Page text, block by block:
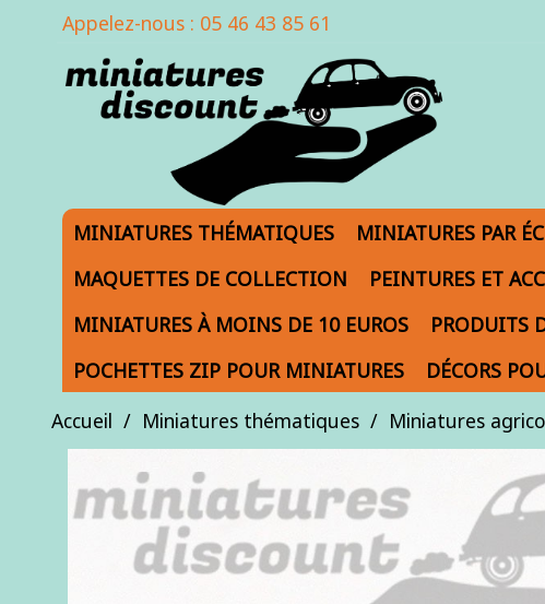
Appelez-nous : 05 46 43 85 61
MINIATURES THÉMATIQUES MINIATURES PAR
MAQUETTES DE COLLECTION
PEINTURES ET
MINIATURES À MOINS DE 10 EUROS
PRODUITS
POCHETTES ZIP POUR MINIATURES
DÉCORS
Accueil
Miniatures thématiques Miniatures